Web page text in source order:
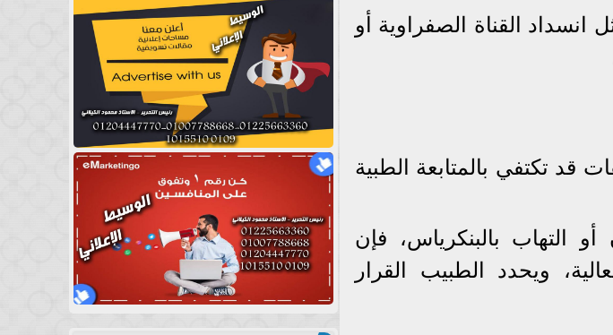
القناة الصفراوية أو
قد تكتفي بالمتابعة الطبية
التهاب بالبنكرياس، فإن
ويحدد الطبيب القرار